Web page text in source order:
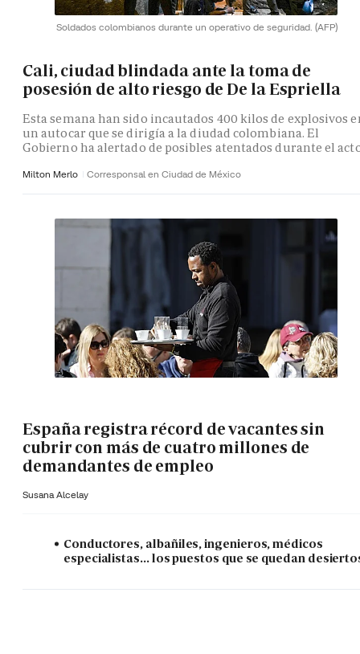
Soldados colombianos durante un operativo de seguridad. (AFP)
Cali, ciudad blindada ante la toma de
posesión de alto riesgo de De la Espriella
Esta semana han sido incautados 400 kilos de explosivos
un autocar que se dirigía a la diudad colombiana. El
Gobierno ha alertado de posibles atentados durante el
Milton Merlo Corresponsal en Ciudad de México
España registra récord de vacantes sin
cubrir con más de cuatro millones de
demandantes de empleo
Susana Alcelay
Conductores, albañiles, ingenieros, médicos
especialistas... los puestos que se quedan